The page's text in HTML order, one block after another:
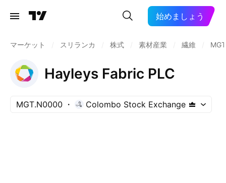
始めましょう
マーケット スリランカ 株式 素材産業 繊維
Hayleys Fabric PLC
MGT.N0000 Colombo Stock Exchange